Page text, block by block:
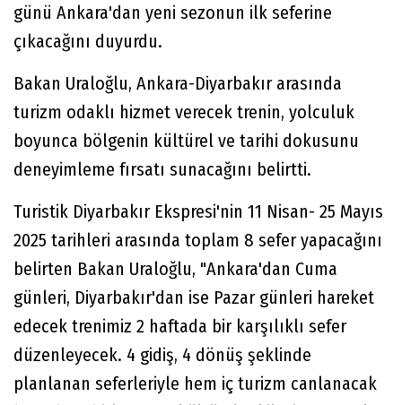
günü Ankara'dan yeni sezonun ilk seferine
çıkacağını duyurdu.
Bakan Uraloğlu, Ankara-Diyarbakır arasında
turizm odaklı hizmet verecek trenin, yolculuk
boyunca bölgenin kültürel ve tarihi dokusunu
deneyimleme fırsatı sunacağını belirtti.
Turistik Diyarbakır Ekspresi'nin 11 Nisan- 25 Mayıs
2025 tarihleri arasında toplam 8 sefer yapacağını
belirten Bakan Uraloğlu, "Ankara'dan Cuma
günleri, Diyarbakır'dan ise Pazar günleri hareket
edecek trenimiz 2 haftada bir karşılıklı sefer
düzenleyecek. 4 gidiş, 4 dönüş şeklinde
planlanan seferleriyle hem iç turizm canlanacak